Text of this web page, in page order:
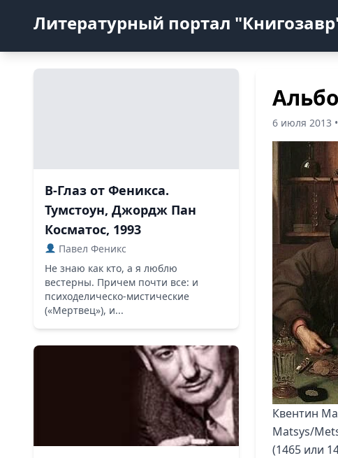
Литературный портал
В-Глаз от Феникса.
Тумстоун, Джордж Пан
Косматос, 1993
Павел Феникс
Не знаю как кто, а я люблю
вестерны. Причем почти все: и
психоделическо-мистические
(«Мертвец»), и...
6 июля 2013
Квентин
Matsys/
(1465 или